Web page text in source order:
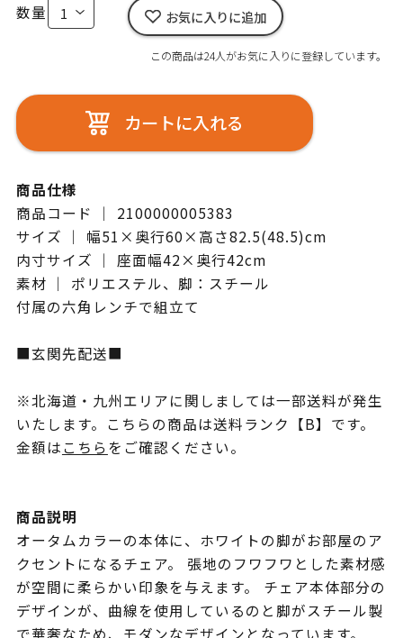
数量 お気に入りに追加
この商品は24人がお気に入りに登録しています。
カートに入れる
商品仕様
商品コード ｜ 2100000005383
サイズ ｜ 幅51×奥行60×高さ82.5(48.5)cm
内寸サイズ ｜ 座面幅42×奥行42cm
素材 ｜ ポリエステル、脚：スチール
付属の六角レンチで組立て
■玄関先配送■
※北海道・九州エリアに関しましては一部送料が発生
いたします。こちらの商品は送料ランク【B】です。
金額はこちらをご確認ください。
商品説明
オータムカラーの本体に、ホワイトの脚がお部屋のア
クセントになるチェア。 張地のフワフワとした素材感
が空間に柔らかい印象を与えます。 チェア本体部分の
デザインが、曲線を使用しているのと脚がスチール製